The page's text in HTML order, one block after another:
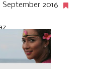
September 2016